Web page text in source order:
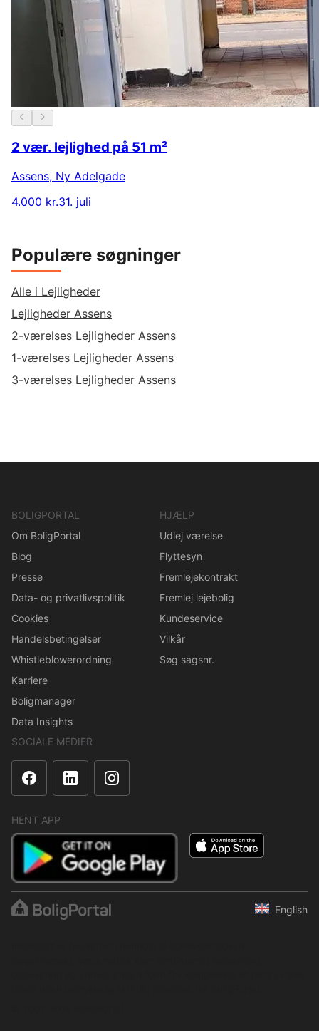
2 vær. lejlighed på 51 m²
Assens, Ny Adelgade
4.000 kr.31. juli
Populære søgninger
Alle i Lejligheder
Lejligheder Assens
2-værelses Lejligheder Assens
1-værelses Lejligheder Assens
3-værelses Lejligheder Assens
BOLIGPORTAL
Om BoligPortal
Blog
Presse
Data- og privatlivspolitik
Cookies
Handelsbetingelser
Whistleblowerordning
Karriere
Boligmanager
Data Insights
HJÆLP
Udlej værelse
Flyttesyn
Fremlejekontrakt
Fremlej lejebolig
Kundeservice
Vilkår
Søg sagsnr.
SOCIALE MEDIER
HENT APP
English